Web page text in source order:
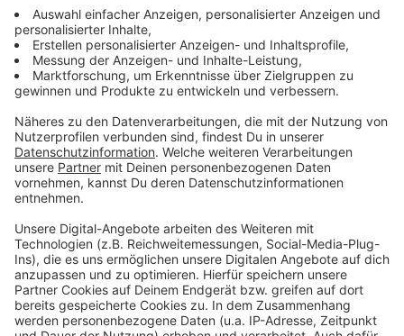
Weitere Infos und Links zum Thema:
Anzeige
Neue Photovoltaik-Anlage auf dem Eisstadion an
der Brehmstraße
Video der Stadt dazu
Stadt fördert auch private Balkon-Solaranlagen
Anzeige